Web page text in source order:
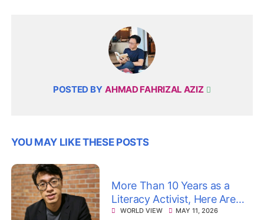
POSTED BY AHMAD FAHRIZAL AZIZ
YOU MAY LIKE THESE POSTS
More Than 10 Years as a
Literacy Activist, Here Are
Ahmad Fahrizal Aziz’s
WORLD VIEW MAY 11, 2026